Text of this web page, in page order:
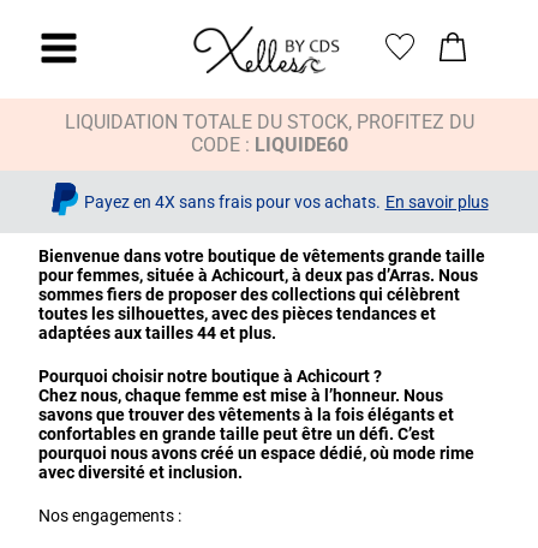
LIQUIDATION TOTALE DU STOCK, PROFITEZ DU
CODE : LIQUIDE60
Payez en 4X sans frais pour vos achats. En savoir plus
Bienvenue dans votre boutique de vêtements grande taille
pour femmes, située à Achicourt, à deux pas d’Arras. Nous
sommes fiers de proposer des collections qui célèbrent
toutes les silhouettes, avec des pièces tendances et
adaptées aux tailles 44 et plus.
Pourquoi choisir notre boutique à Achicourt ?
Chez nous, chaque femme est mise à l’honneur. Nous
savons que trouver des vêtements à la fois élégants et
confortables en grande taille peut être un défi. C’est
pourquoi nous avons créé un espace dédié, où mode rime
avec diversité et inclusion.
Nos engagements :